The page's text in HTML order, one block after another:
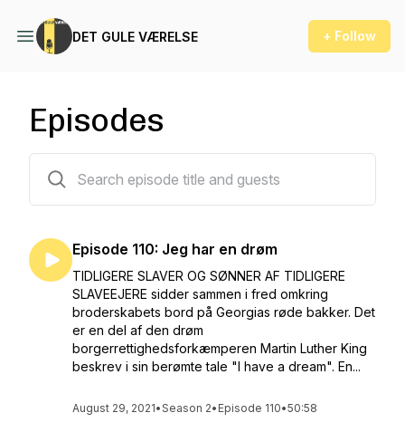
DET GULE VÆRELSE + Follow
Episodes
Episode 110: Jeg har en drøm
TIDLIGERE SLAVER OG SØNNER AF TIDLIGERE
SLAVEEJERE sidder sammen i fred omkring
broderskabets bord på Georgias røde bakker. Det
er en del af den drøm
borgerrettighedsforkæmperen Martin Luther King
beskrev i sin berømte tale "I have a dream". En...
August 29, 2021•Season 2• Episode 110•50:58